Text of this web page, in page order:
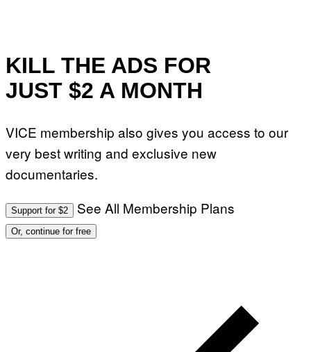
KILL THE ADS FOR
JUST $2 A MONTH
VICE membership also gives you access to our
very best writing and exclusive new
documentaries.
Support for $2 See All Membership Plans
Or, continue for free